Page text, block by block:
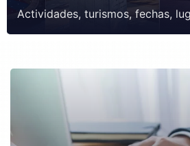
Actividades, turismos, fechas,